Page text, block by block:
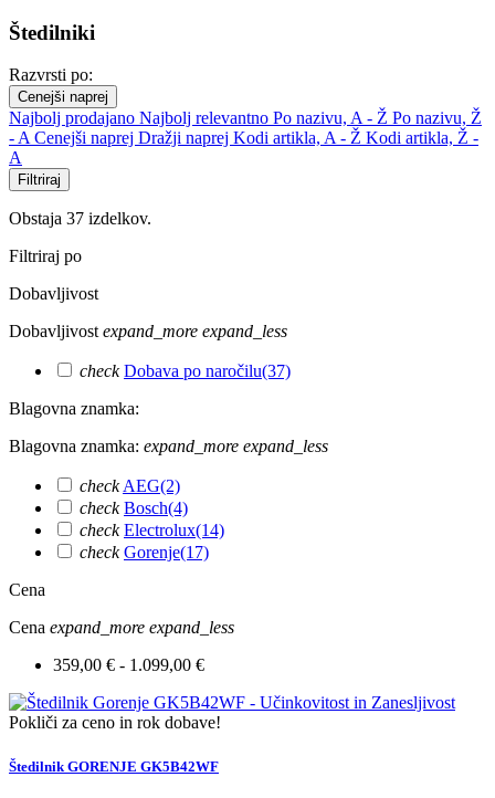
Štedilniki
Razvrsti po:
Cenejši naprej
Najbolj prodajano Najbolj relevantno Po nazivu, A - Ž Po nazivu, Ž
- ACenejši naprej Dražji naprej Kodi artikla, A - Ž Kodi artikla, Ž -
A
Filtriraj
Obstaja 37 izdelkov.
Filtriraj po
Dobavljivost
Dobavljivost expand_more expand_less
check Dobava po naročilu(37)
Blagovna znamka:
Blagovna znamka: expand_more expand_less
checkAEG(2)
check Bosch(4)
check Electrolux(14)
check Gorenje(17)
Cena
Cena expand_more expand_less
359,00 € - 1.099,00 €
Pokliči za ceno in rok dobave!
Štedilnik GORENJE GK5B42WF